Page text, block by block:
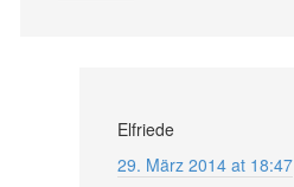
Elfriede
29. März 2014 at 18:47